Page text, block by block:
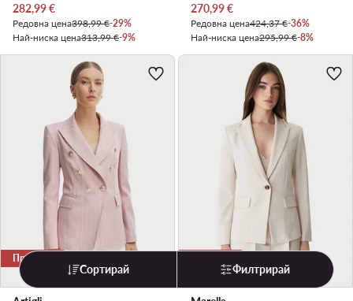
Актуална цена
282,99€
Редовна цена398,99 €-29%
Най-ниска цена313,99 €-9%
Актуална цена
270,99€
Редовна цена424,37 €-36%
Най-ниска цена295,99 €-8%
Промоция
Сортирай Филтрирай